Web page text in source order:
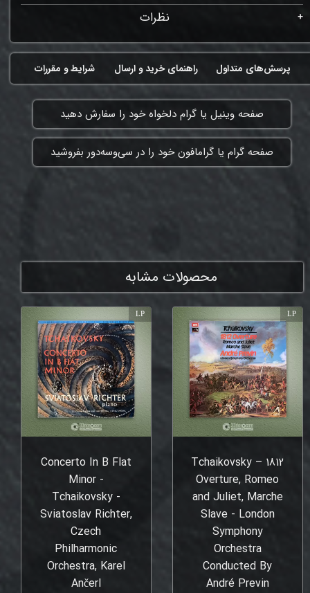
نظرات
شرایط و مقررات راهنمای خرید و ارسال پرسش‌های متداول
​صفحه وینیل یا گرام دلخواه خود را سفارش دهید
​صفحه گرام یا گرامافون خود را در سی‌وسه‌دور بفروشید
محصولات مشابه
Tchaikovsky – 1812
Overture, Romeo
and Juliet, Marche
Slave - London
Symphony
Orchestra
Conducted By
André Previn
LP
Concerto In B Flat
Minor -
Tchaikovsky -
Sviatoslav Richter,
Czech
Philharmonic
Orchestra, Karel
Ančerl
LP